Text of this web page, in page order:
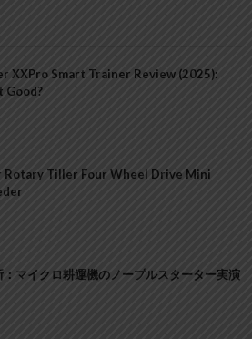
XXPro Smart Trainer Review (2025):
Good?
Tiller Four Wheel Drive Mini
：マイクロ耕運機のノープルスターター実演